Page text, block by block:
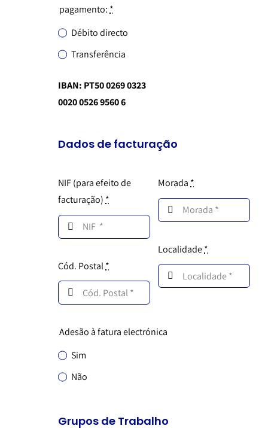
pagamento: *
Débito directo
Transferência
IBAN: PT50 0269 0323
0020 0526 9560 6
Dados de facturação
NIF (para efeito de
facturação)*
Cód. Postal*
Morada*
Localidade*
Adesão à fatura electrónica
Sim
Não
Grupos de Trabalho